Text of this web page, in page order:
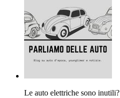
Le auto elettriche sono inutili?